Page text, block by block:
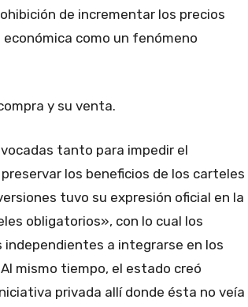
de incrementar los precios
como un fenómeno
y su venta.
tanto para impedir el
los beneficios de los carteles
tuvo su expresión oficial en la
obligatorios», con lo cual los
independientes a integrarse en los
mismo tiempo, el estado creó
privada allí donde ésta no veía